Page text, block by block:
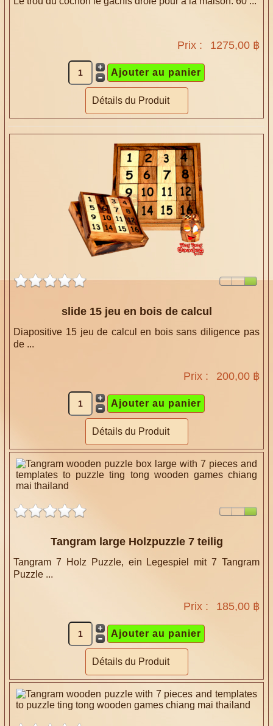
Prix : 1275,00 ฿
Détails du Produit
slide 15 jeu en bois de calcul
Diapositive 15 jeu de calcul en bois sans diligence pas
de ...
Prix : 200,00 ฿
Détails du Produit
Tangram large Holzpuzzle 7 teilig
Tangram 7 Holz Puzzle, ein Legespiel mit 7 Tangram
Puzzle ...
Prix : 185,00 ฿
Détails du Produit